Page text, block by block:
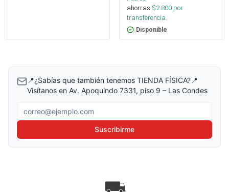
ahorras $2.800 por
transferencia.
Disponible
📍¿Sabías que también tenemos TIENDA FÍSICA?📍
Visítanos en Av. Apoquindo 7331, piso 9 – Las Condes
Correo electrónico
Suscribirme